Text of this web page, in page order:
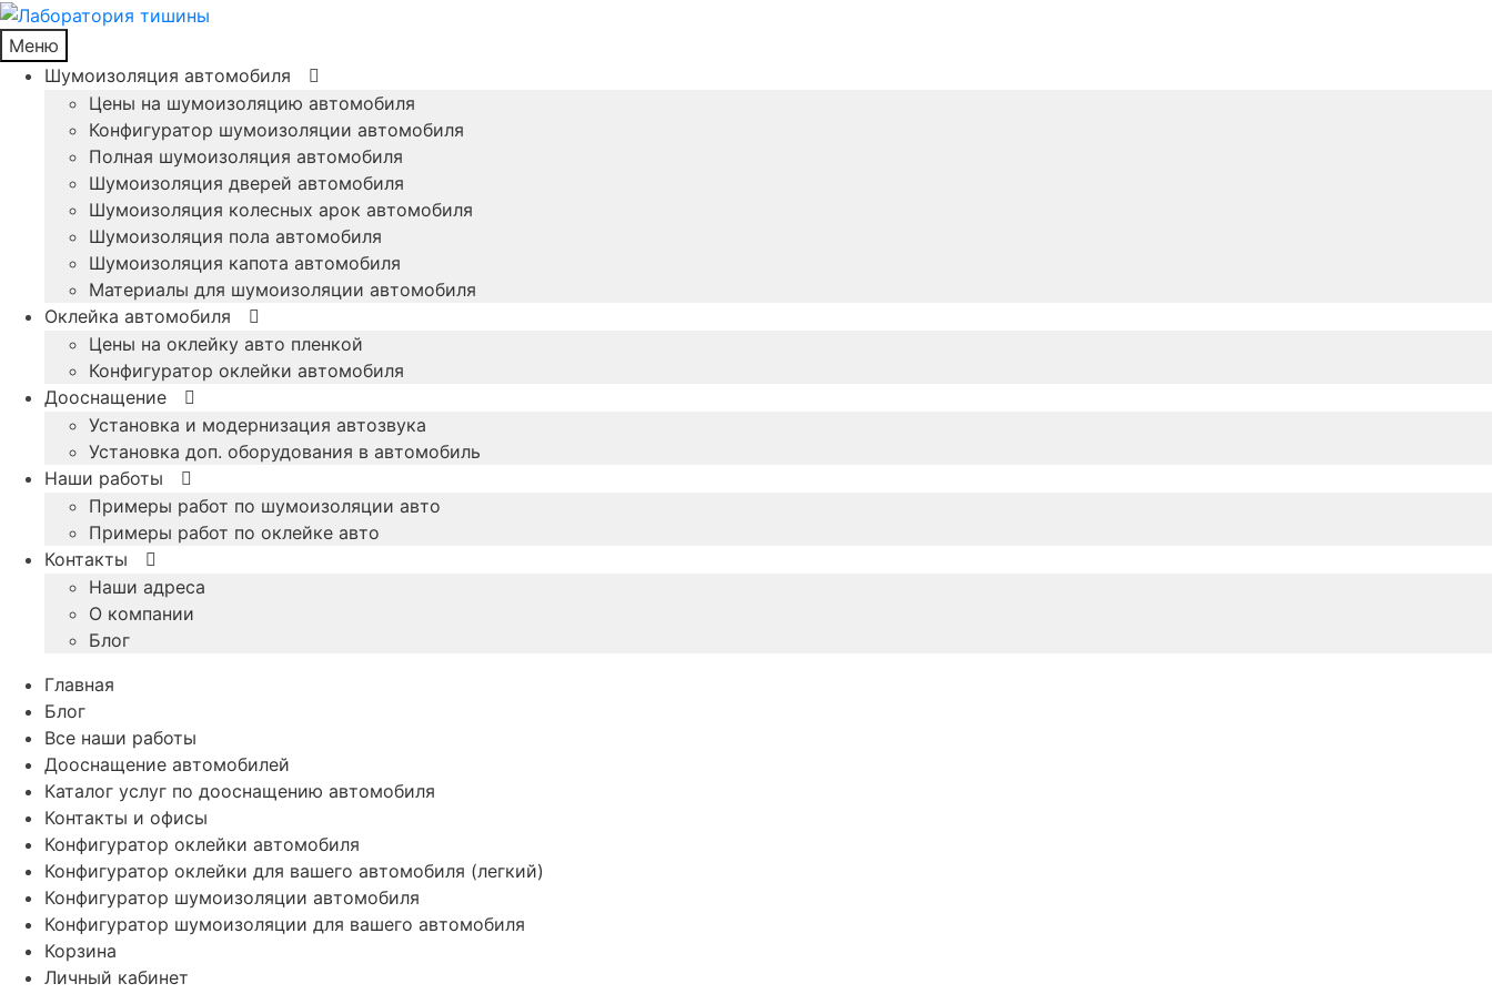
Меню
Шумоизоляция автомобиля
Цены на шумоизоляцию автомобиля
Конфигуратор шумоизоляции автомобиля
Полная шумоизоляция автомобиля
Шумоизоляция дверей автомобиля
Шумоизоляция колесных арок автомобиля
Шумоизоляция пола автомобиля
Шумоизоляция капота автомобиля
Материалы для шумоизоляции автомобиля
Оклейка автомобиля
Цены на оклейку авто пленкой
Конфигуратор оклейки автомобиля
Дооснащение
Установка и модернизация автозвука
Установка доп. оборудования в автомобиль
Наши работы
Примеры работ по шумоизоляции авто
Примеры работ по оклейке авто
Контакты
Наши адреса
О компании
Блог
Главная
Блог
Все наши работы
Дооснащение автомобилей
Каталог услуг по дооснащению автомобиля
Контакты и офисы
Конфигуратор оклейки автомобиля
Конфигуратор оклейки для вашего автомобиля (легкий)
Конфигуратор шумоизоляции автомобиля
Конфигуратор шумоизоляции для вашего автомобиля
Корзина
Личный кабинет